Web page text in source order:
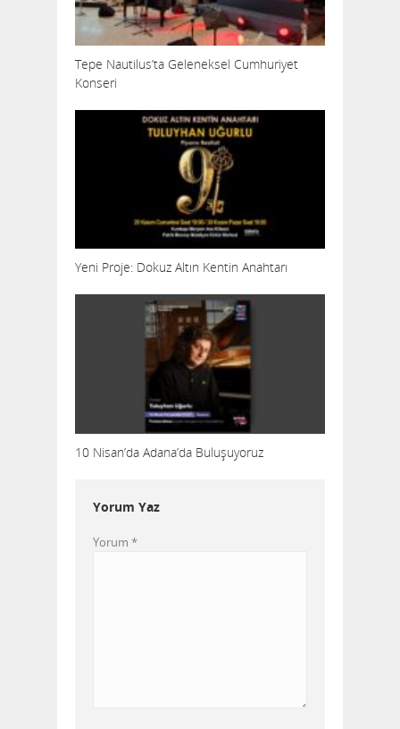
Tepe Nautilus’ta Geleneksel Cumhuriyet
Konseri
Yeni Proje: Dokuz Altın Kentin Anahtarı
10 Nisan’da Adana’da Buluşuyoruz
Yorum Yaz
Yorum *